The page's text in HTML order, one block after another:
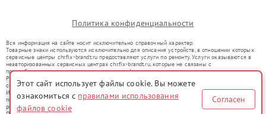
Политика конфиденциальности
Вся информация на сайте носит исключительно справочный характер.
Товарные знаки используются исключительно для описания устройств, в отношении которых
сервисные центры chr.fix-brandt.ru предоставляют услуги по ремонту. Услуги оказываются в
неавторизованных сервисных центрах chr.fix-brandt.ru, которые не связаны с
правообладателями товарных знаков или их официальными представителями.
Ремонт осуществляется для устройств, уже введенных в гражданский оборот в соответствии
со статьей 1487 ГК РФ.
Использование товарных знаков не преследует цели индивидуализации услуг или введения
потребителей в заблуждение, а служит для информирования о предоставляемых услугах по
ремонту техники указанных брендов.
Этот сайт использует файлы cookie. Вы можете
ознакомиться с правилами использования
файлов cookie
Согласен